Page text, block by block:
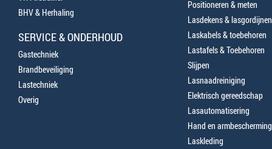
BHV & Herhaling
SERVICE & ONDERHOUD
Gastechniek
Brandbeveiliging
Lastechniek
Overig
Positioneren & meten
Lasdekens & lasgordijnen
Laskabels & toebehoren
Lastafels & Toebehoren
Slijpen
Lasnaadreiniging
Elektrisch gereedschap
Lasautomatisering
Hand en armbescherming
Laskleding